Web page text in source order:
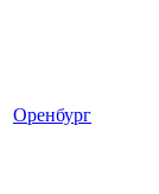
Оренбург